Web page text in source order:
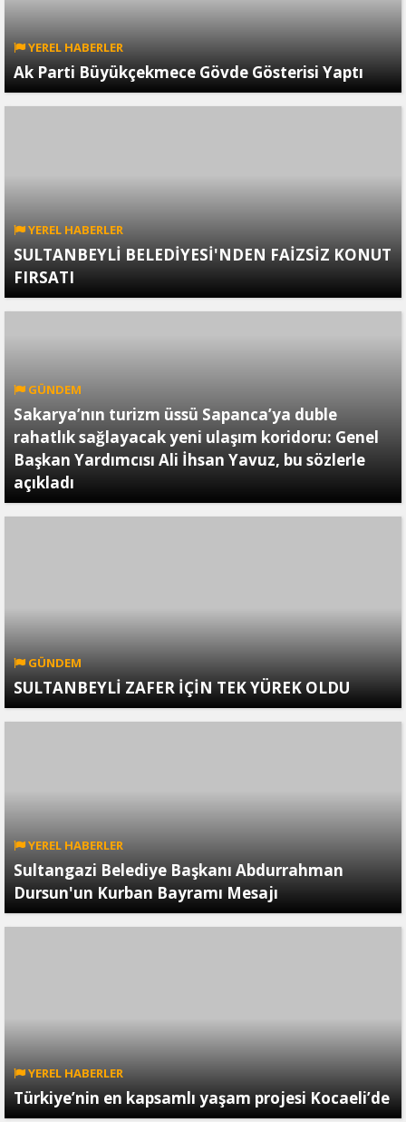
YEREL HABERLER
Ak Parti Büyükçekmece Gövde Gösterisi Yaptı
YEREL HABERLER
SULTANBEYLİ BELEDİYESİ'NDEN FAİZSİZ KONUT
FIRSATI
GÜNDEM
Sakarya’nın turizm üssü Sapanca’ya duble
rahatlık sağlayacak yeni ulaşım koridoru: Genel
Başkan Yardımcısı Ali İhsan Yavuz, bu sözlerle
açıkladı
GÜNDEM
SULTANBEYLİ ZAFER İÇİN TEK YÜREK OLDU
YEREL HABERLER
Sultangazi Belediye Başkanı Abdurrahman
Dursun'un Kurban Bayramı Mesajı
YEREL HABERLER
Türkiye’nin en kapsamlı yaşam projesi Kocaeli’de